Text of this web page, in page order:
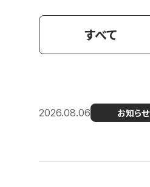
すべて
2026.08.06 お知らせ